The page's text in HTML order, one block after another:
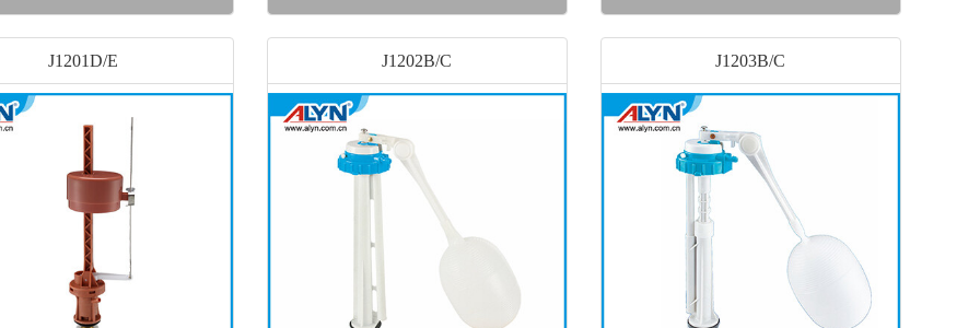
J1201D/E J1202B/C J1203B/C